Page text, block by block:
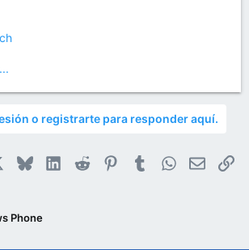
o registrarte para responder aquí.
BlueskyLinkedIn
Reddit PinterestTumblrWhatsApp
Email
Phone